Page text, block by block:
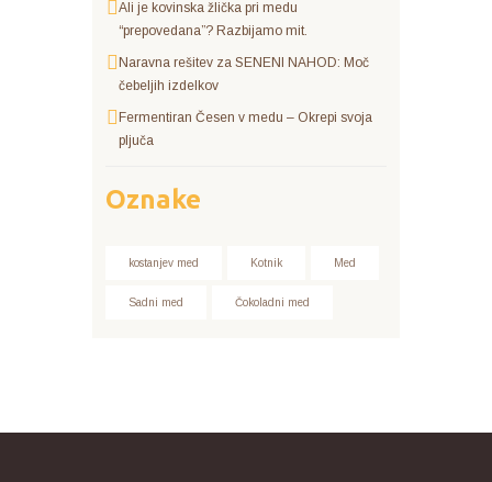
Ali je kovinska žlička pri medu
“prepovedana”? Razbijamo mit.
Naravna rešitev za SENENI NAHOD: Moč
čebeljih izdelkov
Fermentiran Česen v medu – Okrepi svoja
pljuča
Oznake
kostanjev med Kotnik Med
Sadni med Čokoladni med